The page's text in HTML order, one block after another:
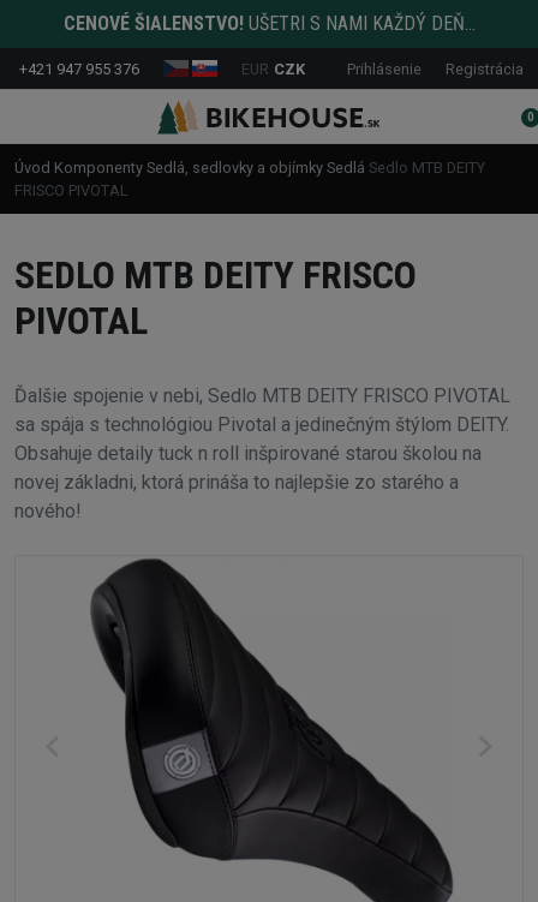
CENOVÉ ŠIALENSTVO! UŠETRI S NAMI KAŽDÝ DEŇ...
+421 947 955 376 EUR CZK Prihlásenie Registrácia
0
Úvod Komponenty Sedlá, sedlovky a objímky Sedlá Sedlo MTB DEITY
FRISCO PIVOTAL
SEDLO MTB DEITY FRISCO
PIVOTAL
Ďalšie spojenie v nebi, Sedlo MTB DEITY FRISCO PIVOTAL
sa spája s technológiou Pivotal a jedinečným štýlom DEITY.
Obsahuje detaily tuck n roll inšpirované starou školou na
novej základni, ktorá prináša to najlepšie zo starého a
nového!